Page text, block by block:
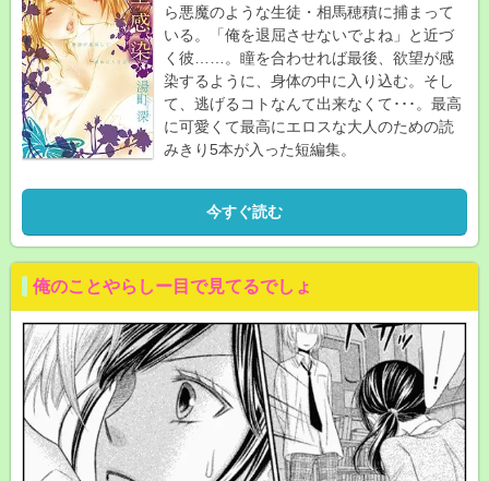
ら悪魔のような生徒・相馬穂積に捕まって
いる。「俺を退屈させないでよね」と近づ
く彼……。瞳を合わせれば最後、欲望が感
染するように、身体の中に入り込む。そし
て、逃げるコトなんて出来なくて･･･。最高
に可愛くて最高にエロスな大人のための読
みきり5本が入った短編集。
今すぐ読む
俺のことやらしー目で見てるでしょ